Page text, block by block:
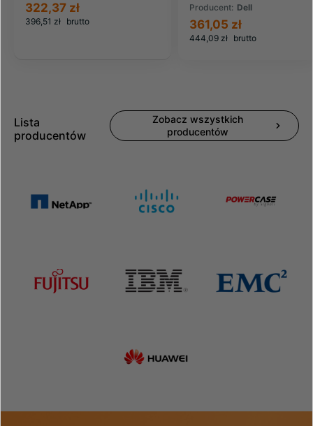
396,51 zł brutto
322,37 zł Producent: Dell
444,09 zł brutto
361,05 zł
Lista
producentów
Zobacz wszystkich
producentów